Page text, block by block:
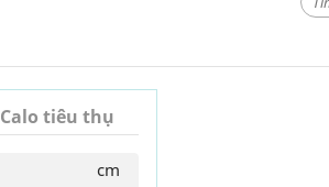
Calo tiêu thụ
cm